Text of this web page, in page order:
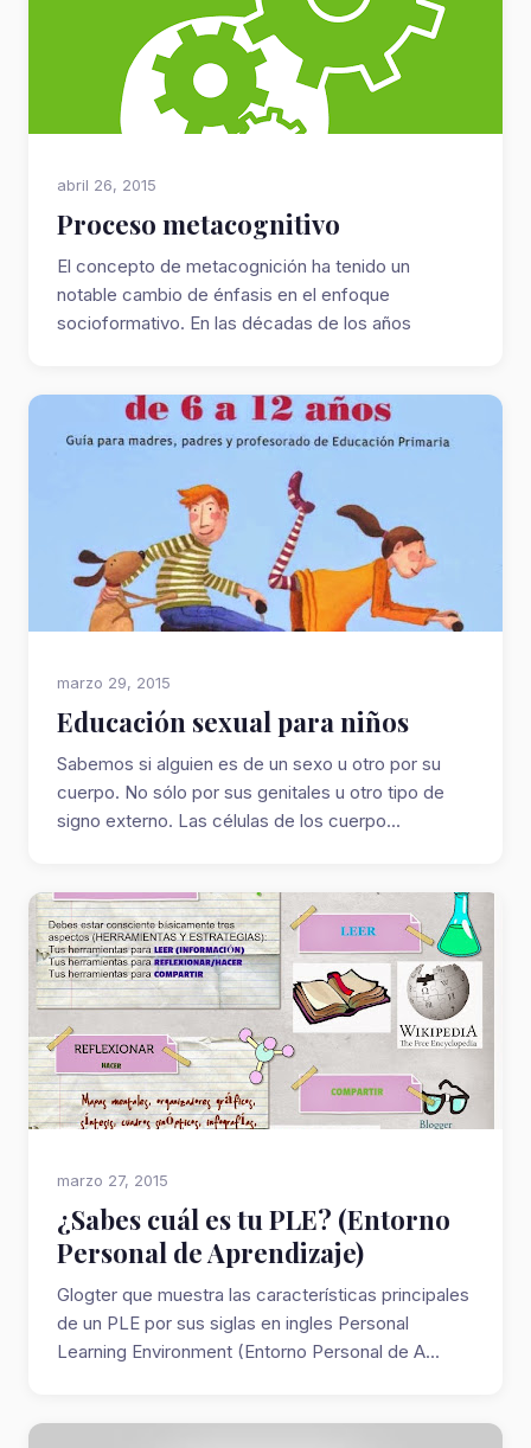
abril 26, 2015
Proceso metacognitivo
El concepto de metacognición ha tenido un
notable cambio de énfasis en el enfoque
socioformativo. En las décadas de los años
marzo 29, 2015
Educación sexual para niños
Sabemos si alguien es de un sexo u otro por su
cuerpo. No sólo por sus genitales u otro tipo de
signo externo. Las células de los cuerpo...
marzo 27, 2015
¿Sabes cuál es tu PLE? (Entorno
Personal de Aprendizaje)
Glogter que muestra las características principales
de un PLE por sus siglas en ingles Personal
Learning Environment (Entorno Personal de A...